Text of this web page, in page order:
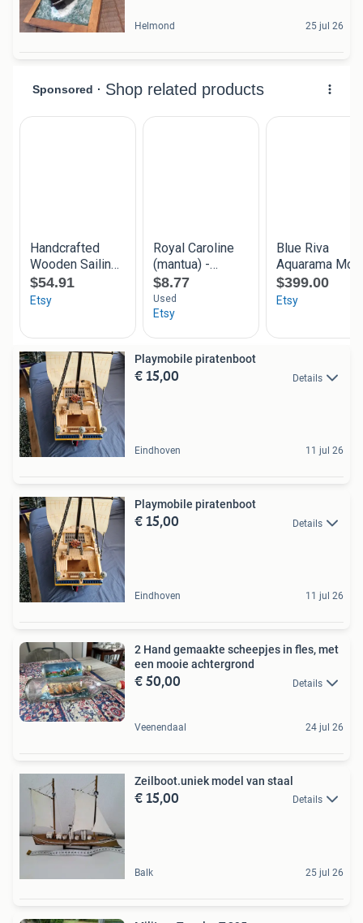
Helmond 25 jul 26
Playmobile piratenboot
€ 15,00 Details
Eindhoven 11 jul 26
Playmobile piratenboot
€ 15,00 Details
Eindhoven 11 jul 26
2 Hand gemaakte scheepjes in fles, met
een mooie achtergrond
€ 50,00 Details
Veenendaal 24 jul 26
Zeilboot.uniek model van staal
€ 15,00 Details
Balk 25 jul 26